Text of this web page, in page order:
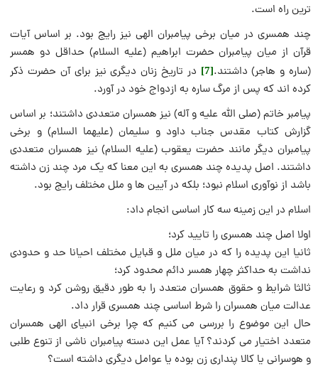
ترین راه است.
چند همسری در میان برخی پیامبران الهی نیز رایج بود. بر اساس آیات
قرآن از میان پیامبران حضرت ابراهیم (علیه السلام) حداقل دو همسر
(ساره و هاجر) داشتند.[7]
در تاریخ زنان دیگری نیز برای آن حضرت ذکر
کرده اند که پس از مرگ ساره به ازدواج خود در آورد.
پیامبر خاتم (صلی الله علیه و آله) نیز همسران متعددی داشتند؛ بر اساس
گزارش کتاب مقدس جناب داود و سلیمان (علیهما السلام) و برخی
پیامبران دیگر مانند حضرت یعقوب (علیه السلام) نیز همسران متعددی
داشتند. اصل پدیده چند همسری به این معنا که یک مرد چند زن داشته
باشد از نوآوری اسلام نبود؛ بلکه در آیین ها و ملل مختلف رایج بود.
اسلام در این زمینه سه کار اساسی انجام داد:
اولا اصل چند همسری را تایید کرد؛
ثانیا این پدیده را که در میان ملل و قبایل مختلف احيانا حد و حدودی
نداشت به حداکثر چهار همسر دائم محدود کرد؛
ثالثا شرایط و حقوق همسران متعدد را به طور دقیق روشن کرد و رعایت
عدالت میان همسران را شرط اساسی چند همسری قرار داد.
حال این موضوع را بررسی می کنیم که چرا برخی انبیای الهی همسران
متعدد اختیار می کردند؟ آیا عمل این دسته پیامبران ناشی از تنوع طلبی
و هوسرانی یا کالا پنداری زن بوده یا عوامل دیگری داشته است؟